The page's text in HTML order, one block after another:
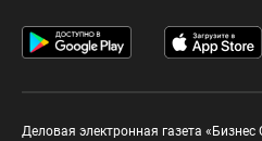
Деловая электронная газета «Бизнес